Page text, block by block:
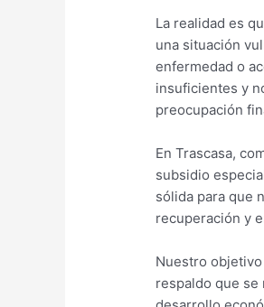
La realidad es
una situación
enfermedad o
insuficientes y
preocupación
En Trascasa,
subsidio
sólida para que
recuperación y
Nuestro
respaldo que se